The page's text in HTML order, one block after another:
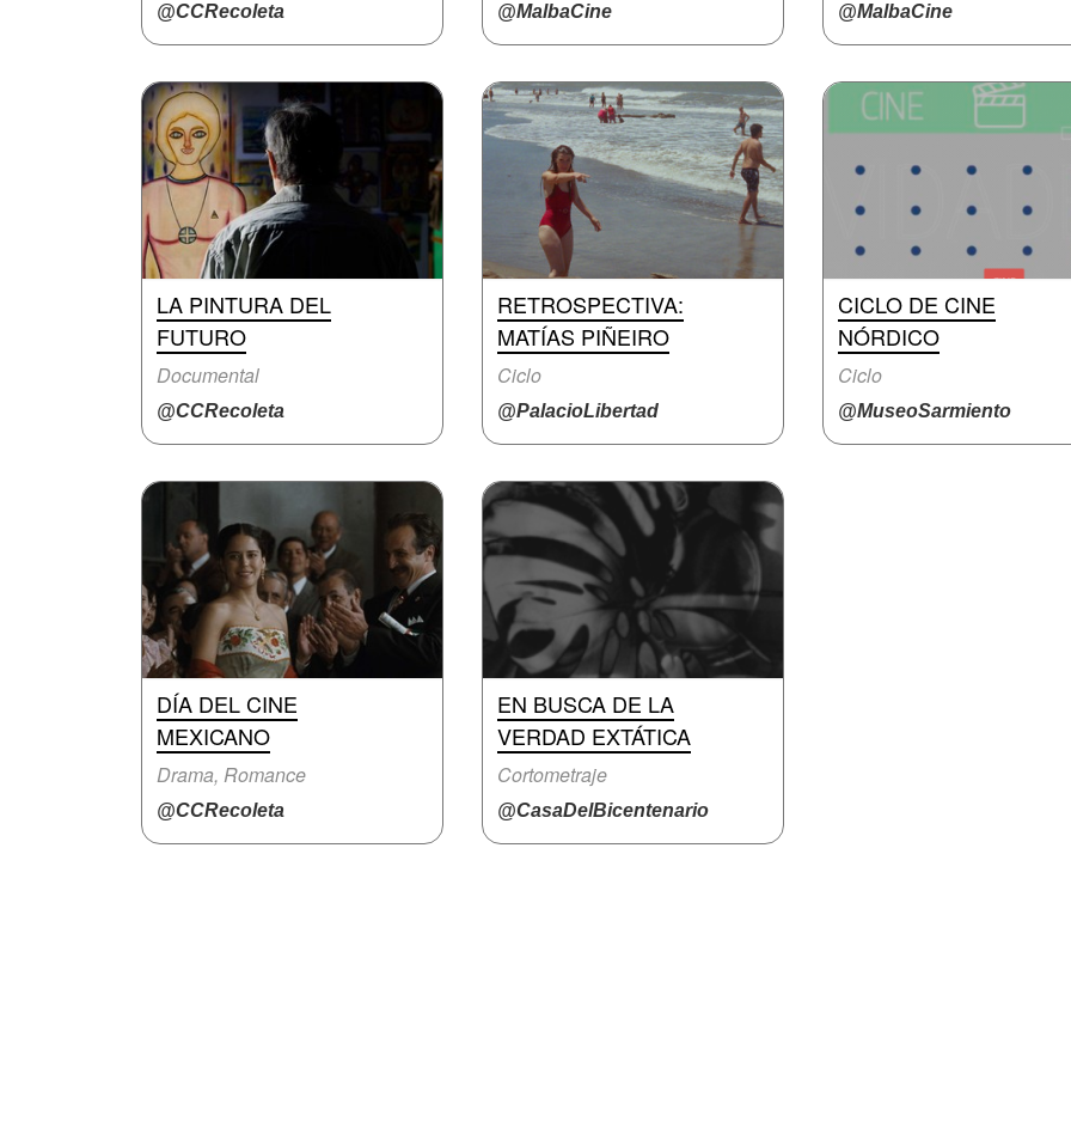
@CCRecoleta @MalbaCine @MalbaCine
LA PINTURA DEL
FUTURO
Documental
@CCRecoleta
RETROSPECTIVA:
MATÍAS PIÑEIRO
Ciclo
@PalacioLibertad
CICLO DE CINE
NÓRDICO
Ciclo
@MuseoSarmiento
DÍA DEL CINE
MEXICANO
Drama, Romance
@CCRecoleta
EN BUSCA DE LA
VERDAD EXTÁTICA
Cortometraje
@CasaDelBicentenario